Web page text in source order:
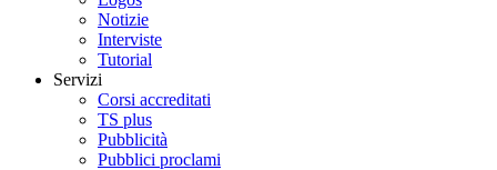
Notizie
Interviste
Tutorial
Servizi
Corsi accreditati
TS plus
Pubblicità
Pubblici proclami